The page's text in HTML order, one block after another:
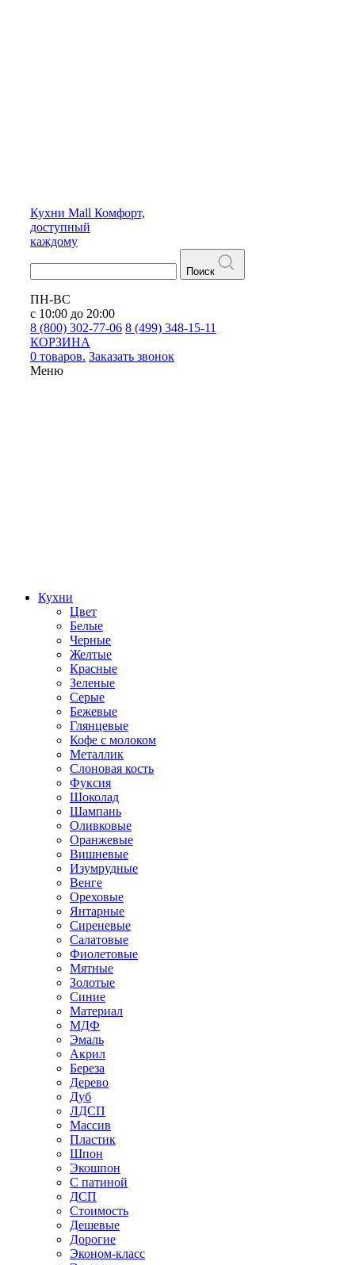
Кухни Mall Комфорт,
доступный
каждому
Поиск
ПН-ВС
с 10:00 до 20:00
8 (800) 302-77-06 8 (499) 348-15-11
КОРЗИНА
0 товаров. Заказать звонок
Меню
Кухни
Цвет
Белые
Черные
Желтые
Красные
Зеленые
Серые
Бежевые
Глянцевые
Кофе с молоком
Металлик
Слоновая кость
Фуксия
Шоколад
Шампань
Оливковые
Оранжевые
Вишневые
Изумрудные
Венге
Ореховые
Янтарные
Сиреневые
Салатовые
Фиолетовые
Мятные
Золотые
Синие
Материал
МДФ
Эмаль
Акрил
Береза
Дерево
Дуб
ЛДСП
Массив
Пластик
Шпон
Экошпон
С патиной
ДСП
Стоимость
Дешевые
Дорогие
Эконом-класс